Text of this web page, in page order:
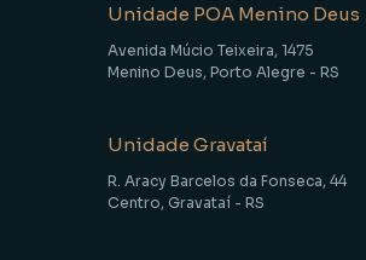
Unidade POA Menino Deus
Avenida Múcio Teixeira, 1475
Menino Deus, Porto Alegre - RS
Unidade Gravataí
R. Aracy Barcelos da Fonseca, 44
Centro, Gravataí - RS